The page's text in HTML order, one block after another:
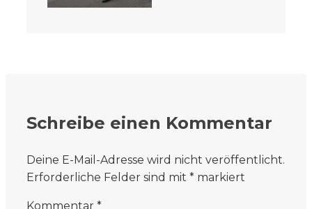
Schreibe einen Kommentar
Deine E-Mail-Adresse wird nicht veröffentlicht.
Erforderliche Felder sind mit * markiert
Kommentar *